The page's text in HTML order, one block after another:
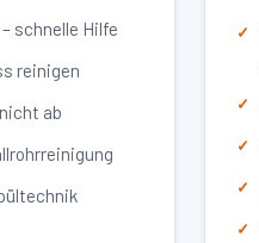
schnelle Hilfe
reinigen
ab